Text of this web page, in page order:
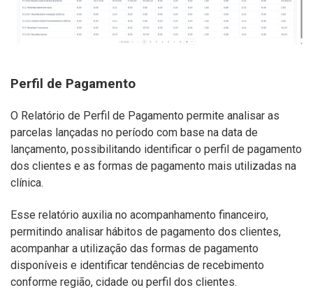
Perfil de Pagamento
O Relatório de Perfil de Pagamento permite analisar as
parcelas lançadas no período com base na data de
lançamento, possibilitando identificar o perfil de pagamento
dos clientes e as formas de pagamento mais utilizadas na
clínica.
Esse relatório auxilia no acompanhamento financeiro,
permitindo analisar hábitos de pagamento dos clientes,
acompanhar a utilização das formas de pagamento
disponíveis e identificar tendências de recebimento
conforme região, cidade ou perfil dos clientes.